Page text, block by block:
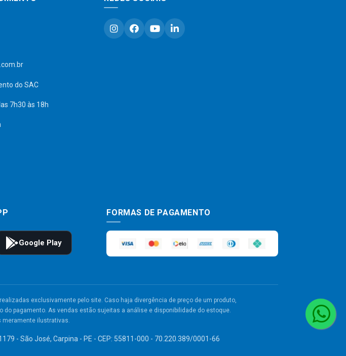
do SAC
7h30 às 18h
FORMAS DE PAGAMENTO
exclusivamente pelo site. Caso haja divergência de preço de um produto,
pagamento. As vendas estão sujeitas a análise e disponibilidade do estoque.
meramente ilustrativas.
- São José, Carpina - PE - CEP: 55811-000 - 70.220.389/0001-66